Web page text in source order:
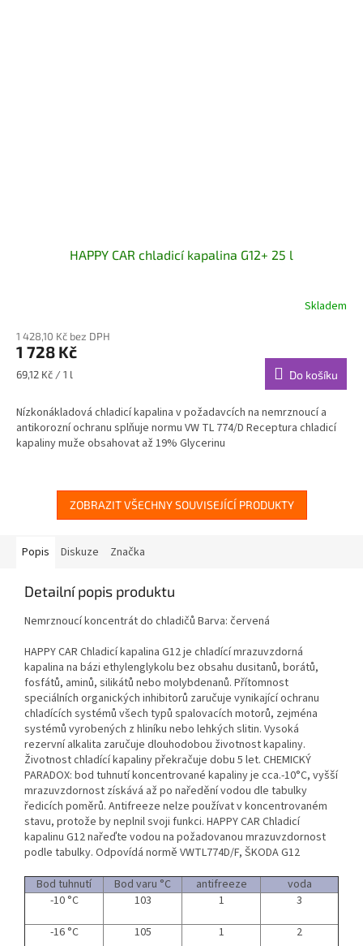
HAPPY CAR chladicí kapalina G12+ 25 l
Skladem
1 428,10 Kč bez DPH
1 728 Kč
Měrná
69,12 Kč / 1 l Do košíku
Nízkonákladová chladicí kapalina v požadavcích na nemrznoucí a
antikorozní ochranu splňuje normu VW TL 774/D Receptura chladicí
kapaliny muže obsahovat až 19% Glycerinu
ZOBRAZIT VŠECHNY SOUVISEJÍCÍ PRODUKTY
Popis Diskuze Značka
Detailní popis produktu
Nemrznoucí koncentrát do chladičů Barva: červená
HAPPY CAR Chladicí kapalina G12 je chladící mrazuvzdorná
kapalina na bázi ethylenglykolu bez obsahu dusitanů, borátů,
fosfátů, aminů, silikátů nebo molybdenanů. Přítomnost
speciálních organických inhibitorů zaručuje vynikající ochranu
chladících systémů všech typů spalovacích motorů, zejména
systémů vyrobených z hliníku nebo lehkých slitin. Vysoká
rezervní alkalita zaručuje dlouhodobou životnost kapaliny.
Životnost chladící kapaliny překračuje dobu 5 let. CHEMICKÝ
PARADOX: bod tuhnutí koncentrované kapaliny je cca.-10°C, vyšší
mrazuvzdornost získává až po naředění vodou dle tabulky
ředicích poměrů. Antifreeze nelze používat v koncentrovaném
stavu, protože by neplnil svoji funkci. HAPPY CAR Chladicí
kapalinu G12 nařeďte vodou na požadovanou mrazuvzdornost
podle tabulky. Odpovídá normě VWTL774D/F, ŠKODA G12
Bod tuhnutí
Bod varu °C antifreeze
voda
-10 °C
103 1
3
-16 °C
105 1
2